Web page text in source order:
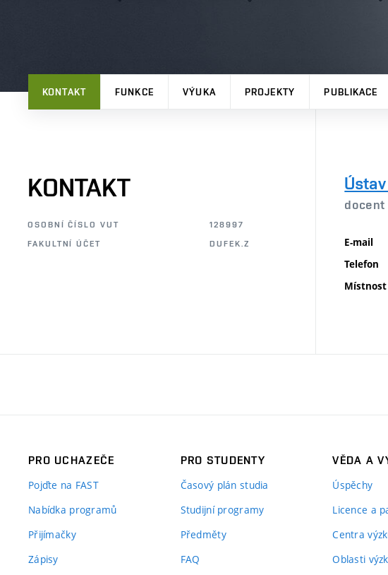
KONTAKT FUNKCE VÝUKA PROJEKTY PUBLIKACE
KONTAKT
OSOBNÍ ČÍSLO VUT
128997
FAKULTNÍ ÚČET
DUFEK.Z
docent
E-mail
Telefon
Místnost
PRO UCHAZEČE
Pojďte na FAST
Nabídka programů
Přijímačky
Zápisy
PRO STUDENTY
Časový plán studia
Studijní programy
Předměty
FAQ
VĚDA A
Úspěchy
Licence a
Centra
Oblasti